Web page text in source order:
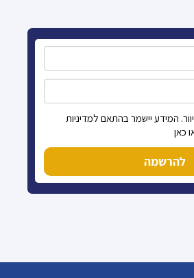
המידע יישמר בהתאם למדיניות
כאן
להרשמה